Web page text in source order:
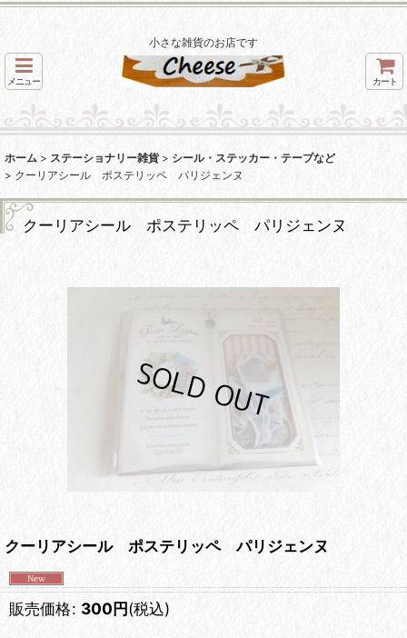
小さな雑貨のお店です
メニュー カート
ホーム > ステーショナリー雑貨 > シール・ステッカー・テープなど
> クーリアシール ポステリッペ パリジェンヌ
クーリアシール ポステリッペ パリジェンヌ
クーリアシール ポステリッペ パリジェンヌ
販売価格: 300円(税込)